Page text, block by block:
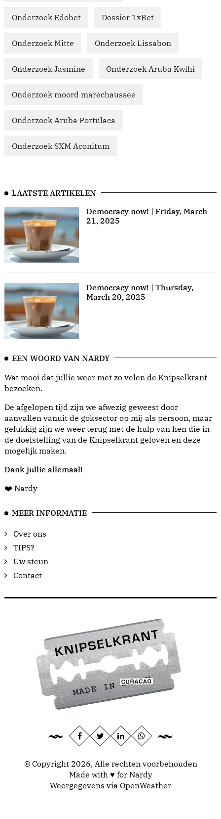
Onderzoek Edobet Dossier 1xBet
Onderzoek Mitte Onderzoek Lissabon
Onderzoek Jasmine Onderzoek Aruba Kwihi
Onderzoek moord marechaussee
Onderzoek Aruba Portulaca
Onderzoek SXM Aconitum
LAATSTE ARTIKELEN
Democracy now! | Friday, March
21, 2025
Democracy now! | Thursday,
March 20, 2025
EEN WOORD VAN NARDY
Wat mooi dat jullie weer met zo velen de Knipselkrant
bezoeken.
De afgelopen tijd zijn we afwezig geweest door
aanvallen vanuit de goksector op mij als persoon, maar
gelukkig zijn we weer terug met de hulp van hen die in
de doelstelling van de Knipselkrant geloven en deze
mogelijk maken.
Dank jullie allemaal!
❤️ Nardy
MEER INFORMATIE
Over ons
TIPS?
Uw steun
Contact
© Copyright 2026, Alle rechten voorbehouden
Made with ♥ for Nardy
Weergegevens via OpenWeather